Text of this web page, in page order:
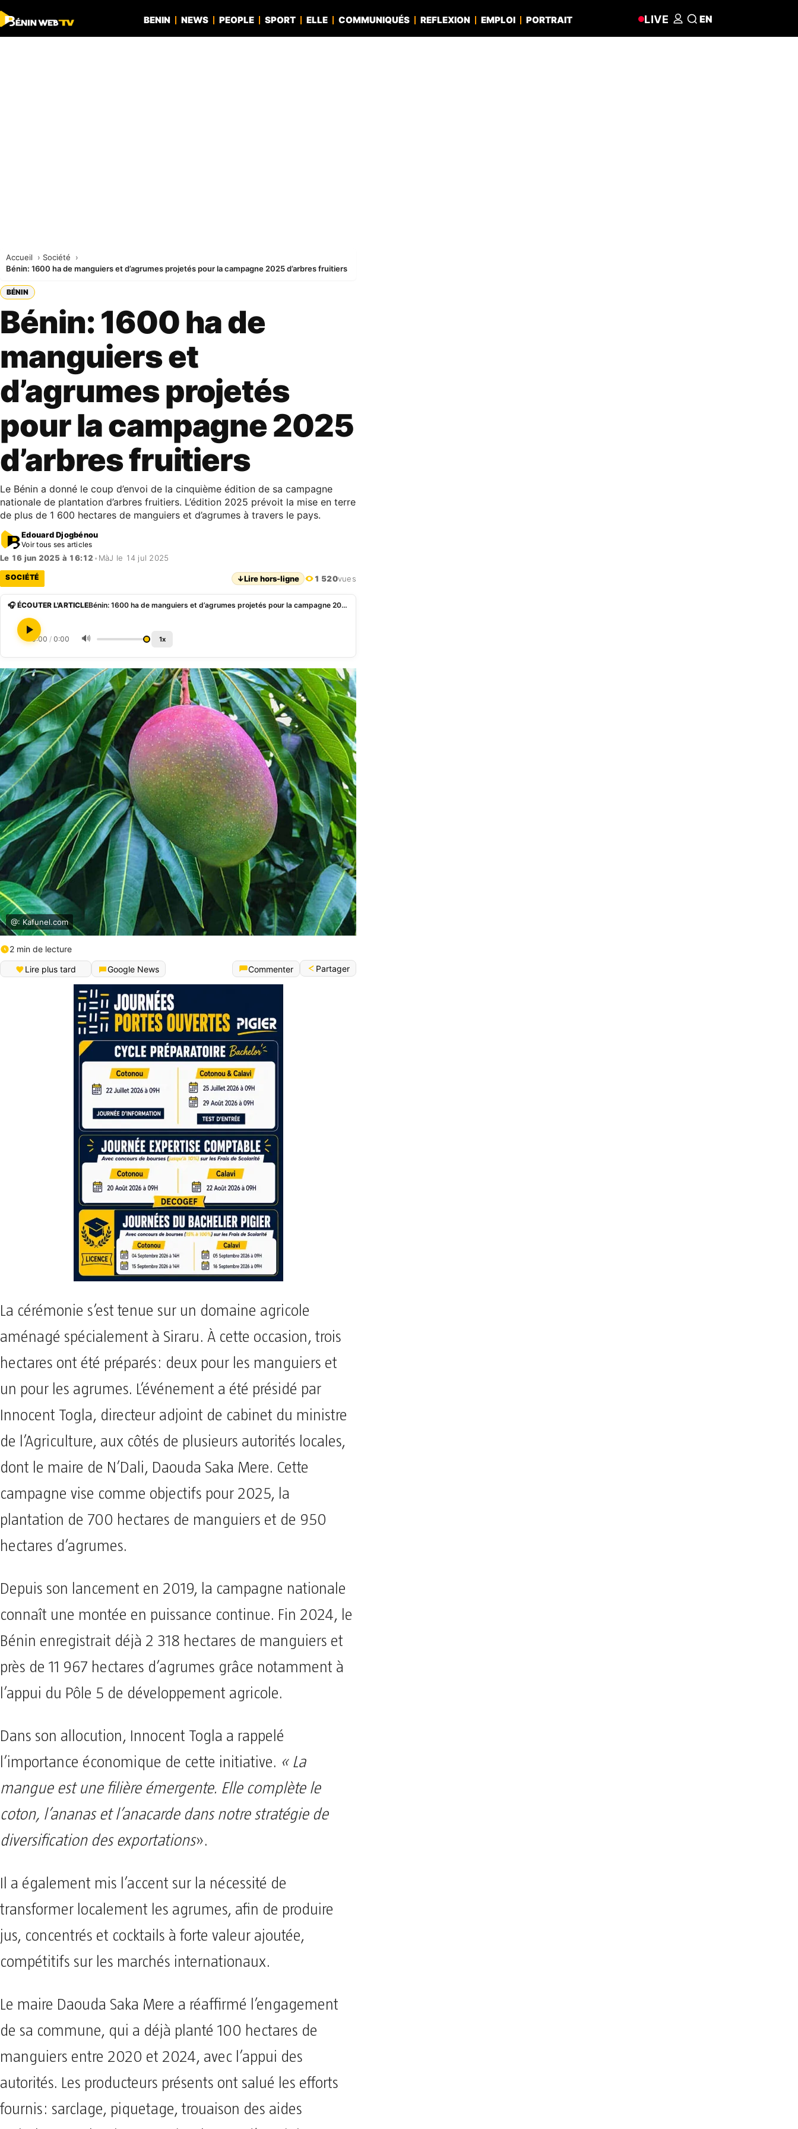
BENIN NEWS PEOPLE SPORT ELLE COMMUNIQUÉS REFLEXION EMPLOI PORTRAIT LIVE EN
Accueil
Société
Bénin: 1600 ha de manguiers et d’agrumes projetés pour la campagne 2025 d’arbres fruitiers
BÉNIN
Bénin: 1600 ha de
manguiers et
d’agrumes projetés
pour la campagne 2025
d’arbres fruitiers
Le Bénin a donné le coup d’envoi de la cinquième édition de sa campagne
nationale de plantation d’arbres fruitiers. L’édition 2025 prévoit la mise en terre
de plus de 1 600 hectares de manguiers et d’agrumes à travers le pays.
Edouard Djogbénou
Voir tous ses articles
Le 16 jun 2025 à 16:12 • MàJ le 14 jul 2025
SOCIÉTÉ ↓Lire hors-ligne 1 520vues
🎧 ÉCOUTER L'ARTICLE Bénin: 1600 ha de manguiers et d’agrumes projetés pour la campagne 2025 d’arbres fruitiers
0:00 / 0:00 🔊 1x
@: Kafunel.com
2 min de lecture
Lire plus tard
Google News Commenter Partager
La cérémonie s’est tenue sur un domaine agricole
aménagé spécialement à Siraru. À cette occasion, trois
hectares ont été préparés: deux pour les manguiers et
un pour les agrumes. L’événement a été présidé par
Innocent Togla, directeur adjoint de cabinet du ministre
de l’Agriculture, aux côtés de plusieurs autorités locales,
dont le maire de N’Dali, Daouda Saka Mere. Cette
campagne vise comme objectifs pour 2025, la
plantation de 700 hectares de manguiers et de 950
hectares d’agrumes.
Depuis son lancement en 2019, la campagne nationale
connaît une montée en puissance continue. Fin 2024, le
Bénin enregistrait déjà 2 318 hectares de manguiers et
près de 11 967 hectares d’agrumes grâce notamment à
l’appui du Pôle 5 de développement agricole.
Dans son allocution, Innocent Togla a rappelé
l’importance économique de cette initiative. « La
mangue est une filière émergente. Elle complète le
coton, l’ananas et l’anacarde dans notre stratégie de
diversification des exportations».
Il a également mis l’accent sur la nécessité de
transformer localement les agrumes, afin de produire
jus, concentrés et cocktails à forte valeur ajoutée,
compétitifs sur les marchés internationaux.
Le maire Daouda Saka Mere a réaffirmé l’engagement
de sa commune, qui a déjà planté 100 hectares de
manguiers entre 2020 et 2024, avec l’appui des
autorités. Les producteurs présents ont salué les efforts
fournis: sarclage, piquetage, trouaison des aides